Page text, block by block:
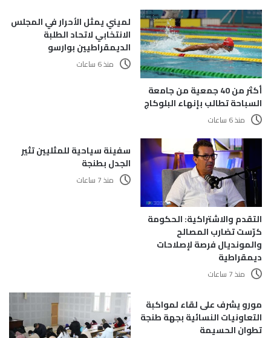
أكثر من 40 جمعية من جامعة
السباحة تطالب بإنهاء البلوكاج
منذ 6 ساعات
لميني يمثل الأحرار في المجلس
الانتخابي لاتحاد الطلبة
الديمقراطيين بوارسو
منذ 6 ساعات
التقدم والاشتراكية: الحكومة
كرّست تضارب المصالح
والمونديال فرصة لإصلاحات
ديمقراطية
منذ 7 ساعات
سفينة سياحية للمثليين تثير
الجدل بطنجة
منذ 7 ساعات
مورو يشرف على لقاء لمواكبة
التعاونيات النسائية بجهة طنجة
تطوان الحسيمة